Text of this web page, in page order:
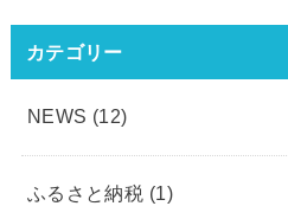
カテゴリー
NEWS (12)
ふるさと納税 (1)